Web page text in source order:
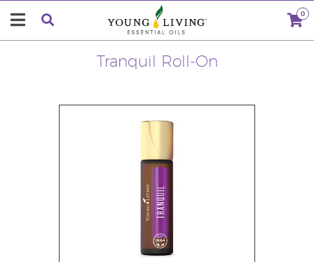
0
Tranquil Roll-On